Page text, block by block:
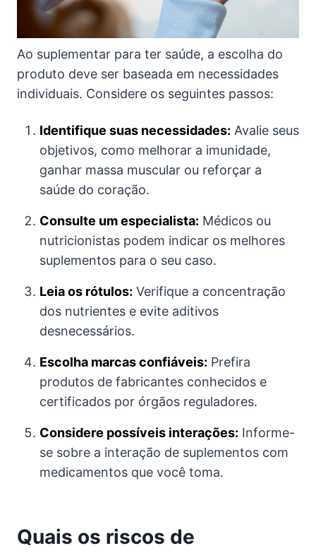
Ao suplementar para ter saúde, a escolha do
produto deve ser baseada em necessidades
individuais. Considere os seguintes passos:
Identifique suas necessidades: Avalie seus
objetivos, como melhorar a imunidade,
ganhar massa muscular ou reforçar a
saúde do coração.
Consulte um especialista: Médicos ou
nutricionistas podem indicar os melhores
suplementos para o seu caso.
Leia os rótulos: Verifique a concentração
dos nutrientes e evite aditivos
desnecessários.
Escolha marcas confiáveis: Prefira
produtos de fabricantes conhecidos e
certificados por órgãos reguladores.
Considere possíveis interações: Informe-
se sobre a interação de suplementos com
medicamentos que você toma.
Quais os riscos de